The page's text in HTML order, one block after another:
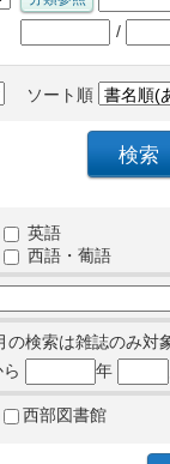
/
ソート順
英語
西語・葡語
検索は雑誌のみ対
ら 年
西部図書館